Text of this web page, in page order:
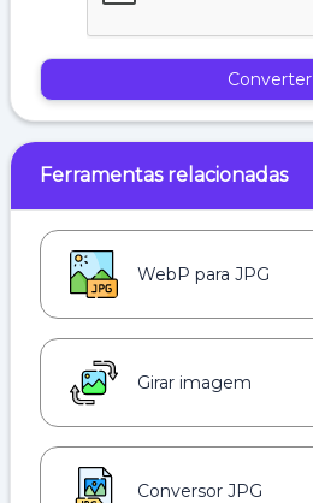
Converter
Ferramentas relacionadas
WebP para JPG
Girar imagem
Conversor JPG